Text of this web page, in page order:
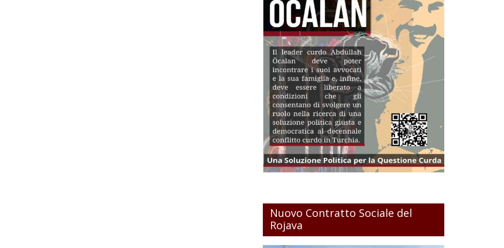
Nuovo Contratto Sociale del
Rojava